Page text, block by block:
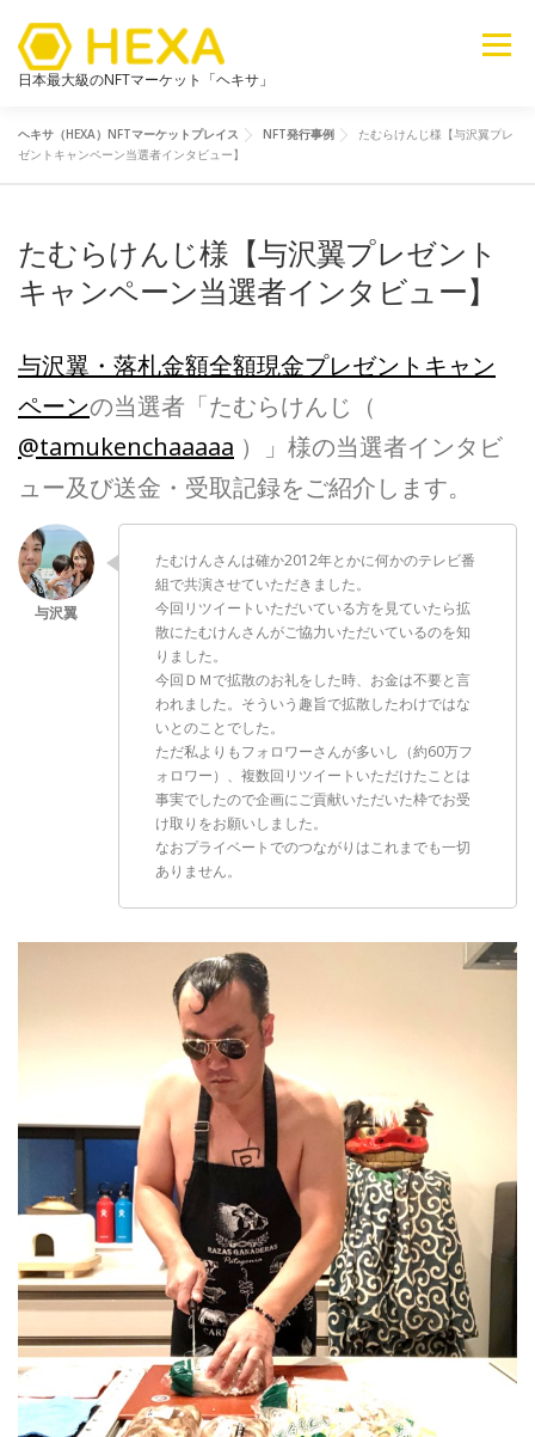
日本最大級のNFTマーケット「ヘキサ」
メニュー
NFTカテゴリ メタバース
新着 探す 販売
ヘキサ（HEXA）NFTマーケットプレイス NFT発行事例
たむらけんじ様【与沢翼プレ
ゼントキャンペーン当選者インタビュー】
たむらけんじ様【与沢翼プレゼント
キャンペーン当選者インタビュー】
与沢翼・落札金額全額現金プレゼントキャン
ペーンの当選者「たむらけんじ（
@tamukenchaaaaa ）」様の当選者インタビ
ュー及び送金・受取記録をご紹介します。
たむけんさんは確か2012年とかに何かのテレビ番
組で共演させていただきました。
今回リツイートいただいている方を見ていたら拡
散にたむけんさんがご協力いただいているのを知
りました。
今回ＤＭで拡散のお礼をした時、お金は不要と言
われました。そういう趣旨で拡散したわけではな
いとのことでした。
ただ私よりもフォロワーさんが多いし（約60万フ
ォロワー）、複数回リツイートいただけたことは
事実でしたので企画にご貢献いただいた枠でお受
け取りをお願いしました。
なおプライベートでのつながりはこれまでも一切
ありません。